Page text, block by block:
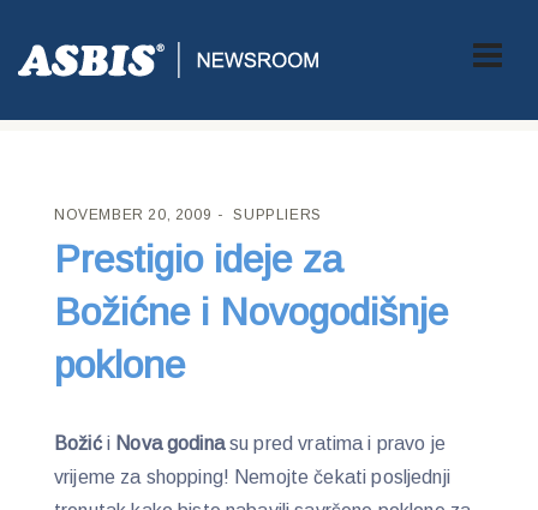
ASBIS CROATIA>SUPPLIERS> PRESTIGIO IDEJE ZA BOŽIĆNE I
NOVOGODIŠNJE POKLONE
NOVEMBER 20, 2009 SUPPLIERS
Prestigio ideje za
Božićne i Novogodišnje
poklone
Božići Nova godinasu pred vratima i pravo je
vrijeme za shopping! Nemojte čekati posljednji